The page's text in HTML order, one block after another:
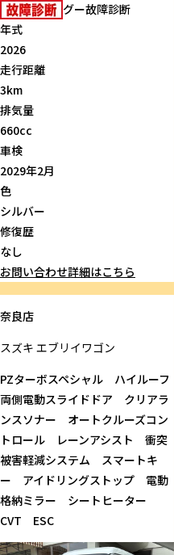
グー故障診断
年式
2026
走行距離
3km
排気量
660cc
車検
2029年2月
色
シルバー
修復歴
なし
お問い合わせ詳細はこちら
奈良店
スズキ エブリイワゴン
PZターボスペシャル ハイルーフ
両側電動スライドドア クリアラ
ンスソナー オートクルーズコン
トロール レーンアシスト 衝突
被害軽減システム スマートキ
ー アイドリングストップ 電動
格納ミラー シートヒーター
CVT ESC